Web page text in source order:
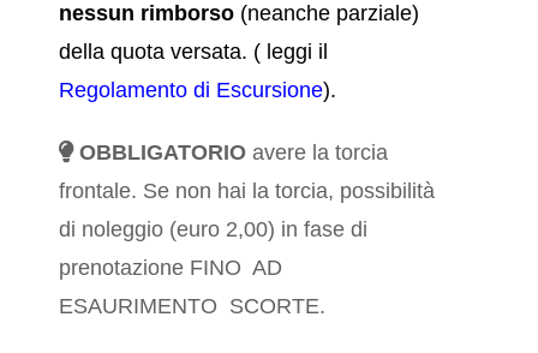
nessun rimborso (neanche parziale)
della quota versata. ( leggi il
Regolamento di Escursione).
OBBLIGATORIO avere la torcia
frontale. Se non hai la torcia, possibilità
di noleggio (euro 2,00) in fase di
prenotazione FINO AD
ESAURIMENTO SCORTE.